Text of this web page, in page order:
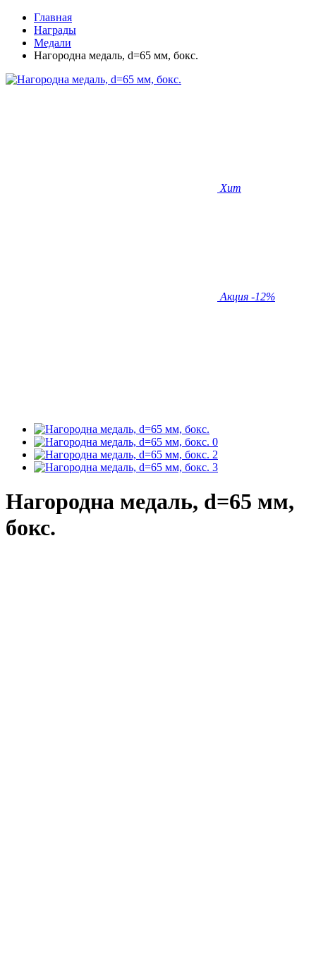
Главная
Награды
Медали
Нагородна медаль, d=65 мм, бокс.
Хит
Акция -12%
Нагородна медаль, d=65 мм,
бокс.